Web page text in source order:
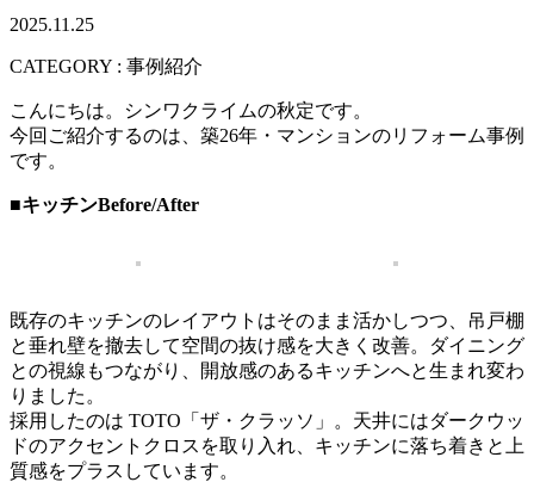
2025.11.25
CATEGORY : 事例紹介
こんにちは。シンワクライムの秋定です。
今回ご紹介するのは、築26年・マンションのリフォーム事例
です。
■キッチンBefore/After
既存のキッチンのレイアウトはそのまま活かしつつ、吊戸棚
と垂れ壁を撤去して空間の抜け感を大きく改善。ダイニング
との視線もつながり、開放感のあるキッチンへと生まれ変わ
りました。
採用したのは TOTO「ザ・クラッソ」。天井にはダークウッ
ドのアクセントクロスを取り入れ、キッチンに落ち着きと上
質感をプラスしています。